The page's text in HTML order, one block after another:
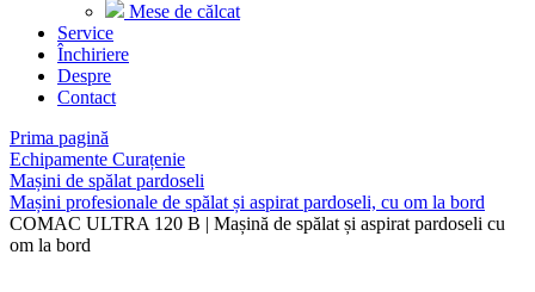
Mese de călcat
Service
Închiriere
Despre
Contact
Prima pagină
Echipamente Curațenie
Mașini de spălat pardoseli
Mașini profesionale de spălat și aspirat pardoseli, cu om la bord
COMAC ULTRA 120 B | Mașină de spălat și aspirat pardoseli cu
om la bord